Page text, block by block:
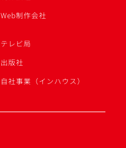
Web制作会社
テレビ局
出版社
自社事業（インハウス）